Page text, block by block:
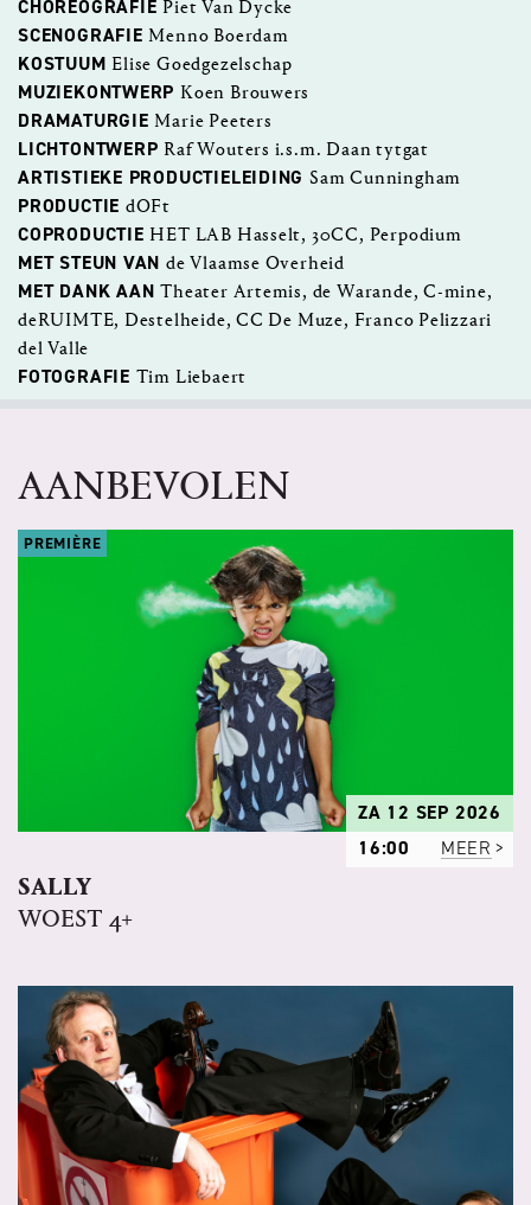
CHOREOGRAFIE Piet Van Dycke
SCENOGRAFIEMenno Boerdam
KOSTUUM Elise Goedgezelschap
MUZIEKONTWERP Koen Brouwers
DRAMATURGIEMarie Peeters
LICHTONTWERP Raf Wouters i.s.m. Daan tytgat
ARTISTIEKE PRODUCTIELEIDINGSam Cunningham
PRODUCTIE dOFt
COPRODUCTIE HET LAB Hasselt, 30CC, Perpodium
MET STEUN VANde Vlaamse Overheid
MET DANK AANTheater Artemis, de Warande, C-mine,
deRUIMTE, Destelheide, CC De Muze, Franco Pelizzari
del Valle
FOTOGRAFIE Tim Liebaert
AANBEVOLEN
PREMIÈRE
ZA 12 SEP 2026
16:00
MEER
SALLY
WOEST 4+